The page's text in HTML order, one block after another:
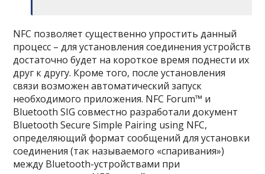
NFC позволяет существенно упростить данный
процесс – для установления соединения устройств
достаточно будет на короткое время поднести их
друг к другу. Кроме того, после установления
связи возможен автоматический запуск
необходимого приложения. NFC Forum™ и
Bluetooth SIG совместно разработали документ
Bluetooth Secure Simple Pairing using NFC,
определяющий формат сообщений для установки
соединения (так называемого «спаривания»)
между Bluetooth-устройствами при